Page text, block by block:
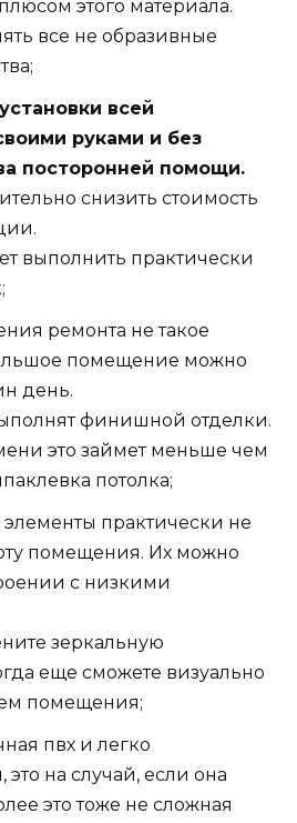
этого материала.
все не образивные
всей
руками и без
посторонней помощи.
снизить стоимость
выполнить практически
ремонта не такое
помещение можно
день.
финишной отделки.
это займет меньше чем
потолка;
практически не
помещения. Их можно
с низкими
зеркальную
еще сможете визуально
помещения;
пвх и легко
это на случай, если она
это тоже не сложная